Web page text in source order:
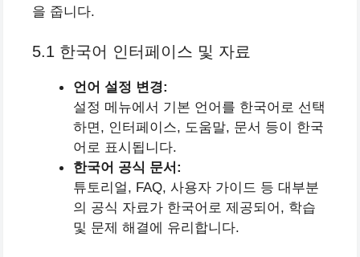
을 줍니다.
5.1 한국어 인터페이스 및 자료
언어 설정 변경:
설정 메뉴에서 기본 언어를 한국어로 선택
하면, 인터페이스, 도움말, 문서 등이 한국
어로 표시됩니다.
한국어 공식 문서:
튜토리얼, FAQ, 사용자 가이드 등 대부분
의 공식 자료가 한국어로 제공되어, 학습
및 문제 해결에 유리합니다.